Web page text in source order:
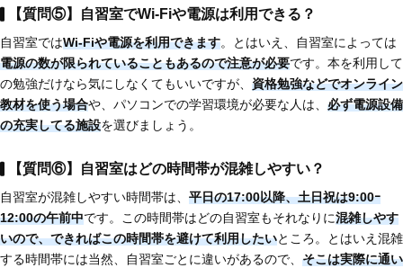
【質問⑤】自習室でWi-Fiや電源は利用できる？
自習室ではWi-Fiや電源を利用できます。とはいえ、自習室によっては
電源の数が限られていることもあるので注意が必要です。本を利用して
の勉強だけなら気にしなくてもいいですが、 資格勉強などでオンライン
教材を使う場合や、パソコンでの学習環境が必要な人は、 必ず電源設備
の充実してる施設を選びましょう。
【質問⑥】自習室はどの時間帯が混雑しやすい？
自習室が混雑しやすい時間帯は、 平日の17:00以降、土日祝は9:00ｰ
12:00の午前中です。この時間帯はどの自習室もそれなりに混雑しやす
いので、できればこの時間帯を避けて利用したいところ。とはいえ混雑
する時間帯には当然、自習室ごとに違いがあるので、 そこは実際に通い